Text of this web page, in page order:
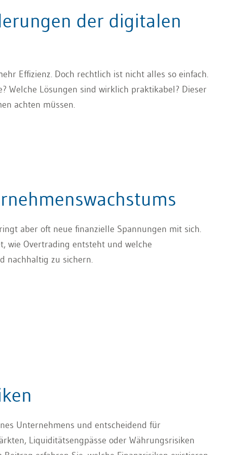
der digitalen
Effizienz. Doch rechtlich ist nicht alles so einfach.
Welche Lösungen sind wirklich praktikabel? Dieser
achten müssen.
aber oft neue finanzielle Spannungen mit sich.
wie Overtrading entsteht und welche
nachhaltig zu sichern.
Unternehmens und entscheidend für
Liquiditätsengpässe oder Währungsrisiken